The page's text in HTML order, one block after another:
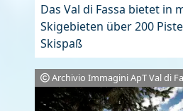
Das Val di Fassa bietet in
Skigebieten über 200
Skispaß
Archivio Immagini ApT Val di